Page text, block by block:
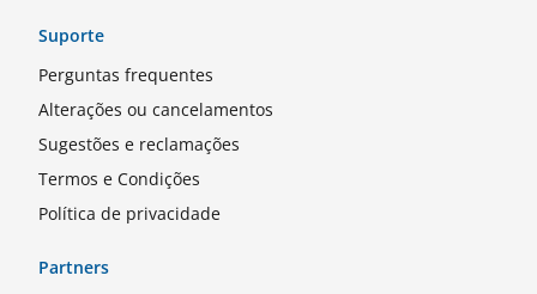
Suporte
Perguntas frequentes
Alterações ou cancelamentos
Sugestões e reclamações
Termos e Condições
Política de privacidade
Partners